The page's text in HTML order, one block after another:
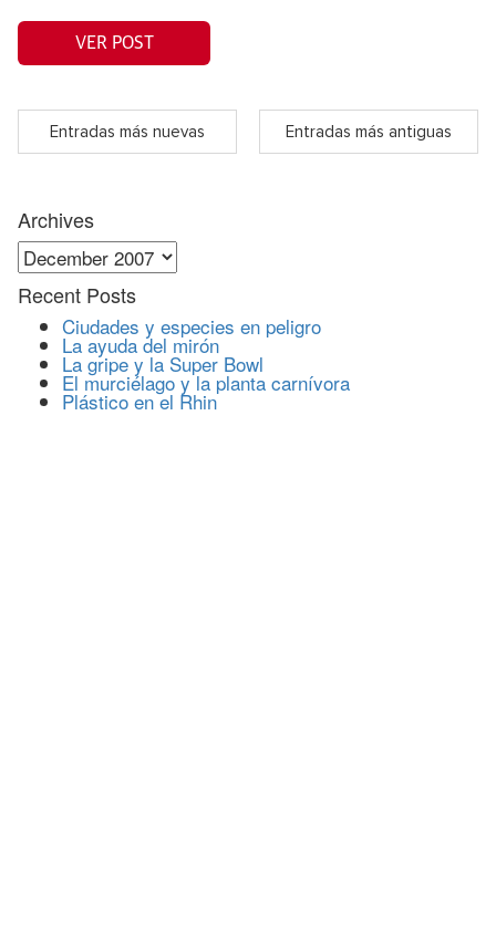
VER POST
Entradas más nuevas Entradas más antiguas
Archives
Archives
Recent Posts
Ciudades y especies en peligro
La ayuda del mirón
La gripe y la Super Bowl
El murciélago y la planta carnívora
Plástico en el Rhin